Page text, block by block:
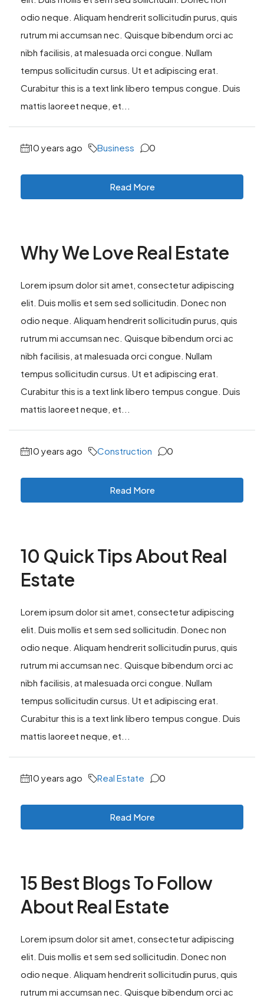
odio neque. Aliquam hendrerit sollicitudin purus, quis
rutrum mi accumsan nec. Quisque bibendum orci ac
nibh facilisis, at malesuada orci congue. Nullam
tempus sollicitudin cursus. Ut et adipiscing erat.
Curabitur this is a text link libero tempus congue. Duis
mattis laoreet neque, et...
10 years ago Business 0
Read More
Why We Love Real Estate
Lorem ipsum dolor sit amet, consectetur adipiscing
elit. Duis mollis et sem sed sollicitudin. Donec non
odio neque. Aliquam hendrerit sollicitudin purus, quis
rutrum mi accumsan nec. Quisque bibendum orci ac
nibh facilisis, at malesuada orci congue. Nullam
tempus sollicitudin cursus. Ut et adipiscing erat.
Curabitur this is a text link libero tempus congue. Duis
mattis laoreet neque, et...
10 years ago Construction 0
Read More
10 Quick Tips About Real
Estate
Lorem ipsum dolor sit amet, consectetur adipiscing
elit. Duis mollis et sem sed sollicitudin. Donec non
odio neque. Aliquam hendrerit sollicitudin purus, quis
rutrum mi accumsan nec. Quisque bibendum orci ac
nibh facilisis, at malesuada orci congue. Nullam
tempus sollicitudin cursus. Ut et adipiscing erat.
Curabitur this is a text link libero tempus congue. Duis
mattis laoreet neque, et...
10 years ago Real Estate 0
Read More
15 Best Blogs To Follow
About Real Estate
Lorem ipsum dolor sit amet, consectetur adipiscing
elit. Duis mollis et sem sed sollicitudin. Donec non
odio neque. Aliquam hendrerit sollicitudin purus, quis
rutrum mi accumsan nec. Quisque bibendum orci ac